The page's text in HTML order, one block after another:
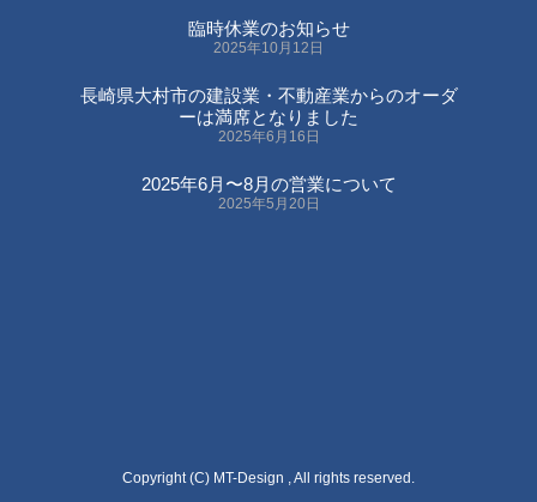
臨時休業のお知らせ
2025年10月12日
長崎県大村市の建設業・不動産業からのオーダ
ーは満席となりました
2025年6月16日
2025年6月〜8月の営業について
2025年5月20日
Copyright (C) MT-Design , All rights reserved.